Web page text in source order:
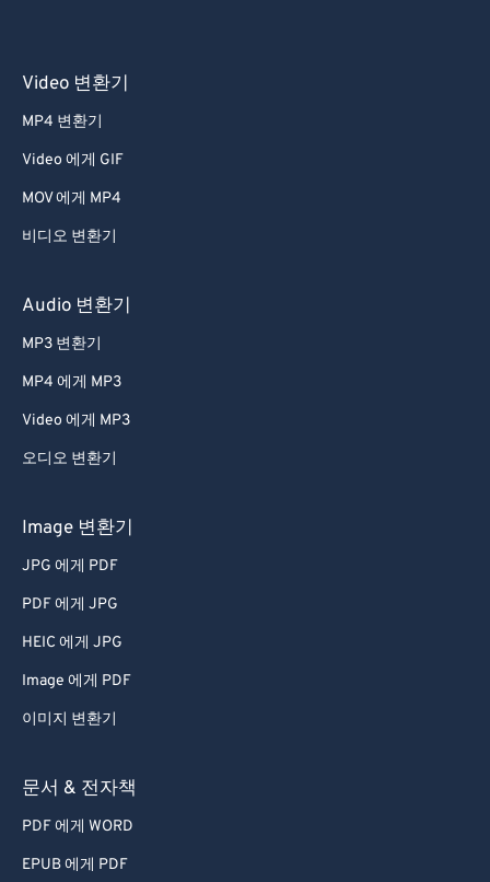
Video 변환기
MP4 변환기
Video 에게 GIF
MOV 에게 MP4
비디오 변환기
Audio 변환기
MP3 변환기
MP4 에게 MP3
Video 에게 MP3
오디오 변환기
Image 변환기
JPG 에게 PDF
PDF 에게 JPG
HEIC 에게 JPG
Image 에게 PDF
이미지 변환기
문서 & 전자책
PDF 에게 WORD
EPUB 에게 PDF